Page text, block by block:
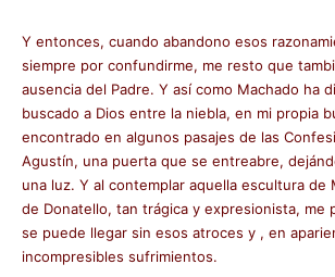
Y entonces, cuando abandono esos
siempre por confundirme, me resto que
ausencia del Padre. Y así como Machado ha
buscado a Dios entre la niebla, en mi propia
encontrado en algunos pasajes de las
Agustín, una puerta que se entreabre,
una luz. Y al contemplar aquella escultura de
de Donatello, tan trágica y expresionista, me
se puede llegar sin esos atroces y , en
incompresibles sufrimientos.